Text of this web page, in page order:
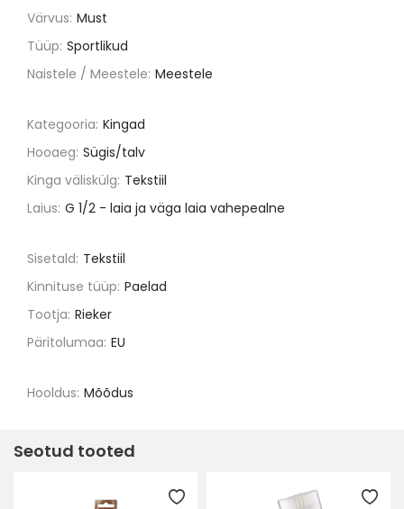
Värvus: Must
Tüüp: Sportlikud
Naistele / Meestele: Meestele
Kategooria: Kingad
Hooaeg: Sügis/talv
Kinga väliskülg: Tekstiil
Laius: G 1/2 - laia ja väga laia vahepealne
Sisetald: Tekstiil
Kinnituse tüüp: Paelad
Tootja: Rieker
Päritolumaa: EU
Hooldus: Mõõdus
Seotud tooted